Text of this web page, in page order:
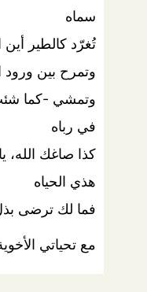
سماه
تُغرّد كالطير
وتمرح بين ورود
وتمشي -كما
في رباه
كذا صاغك الله،
هذي الحياه
فما لك ترضى
مع تحياتي